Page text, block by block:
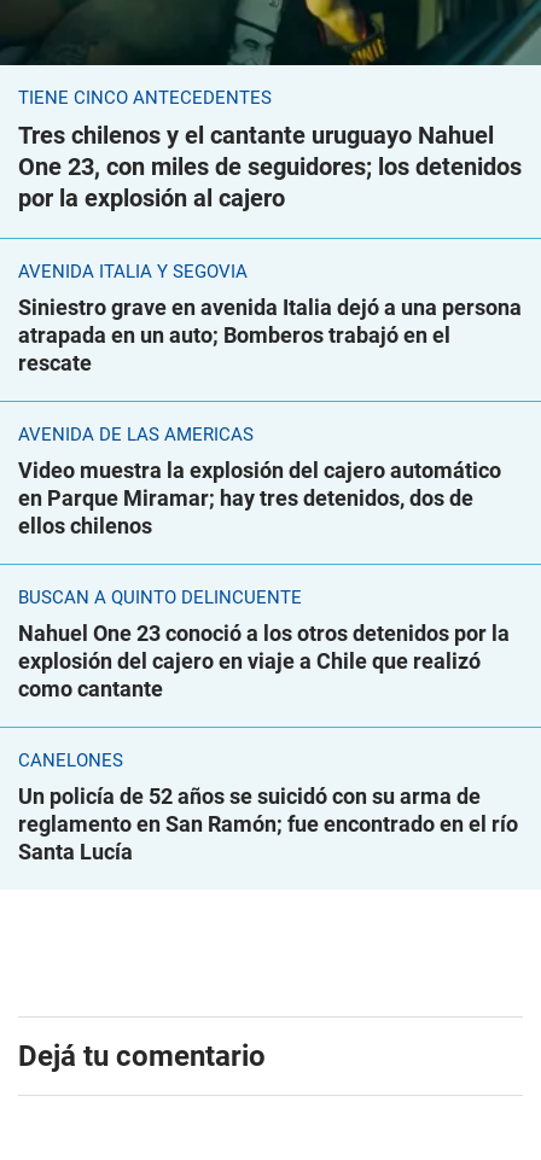
TIENE CINCO ANTECEDENTES
Tres chilenos y el cantante uruguayo Nahuel
One 23, con miles de seguidores; los detenidos
por la explosión al cajero
AVENIDA ITALIA Y SEGOVIA
Siniestro grave en avenida Italia dejó a una persona
atrapada en un auto; Bomberos trabajó en el
rescate
AVENIDA DE LAS AMÉRICAS
Video muestra la explosión del cajero automático
en Parque Miramar; hay tres detenidos, dos de
ellos chilenos
BUSCAN A QUINTO DELINCUENTE
Nahuel One 23 conoció a los otros detenidos por la
explosión del cajero en viaje a Chile que realizó
como cantante
CANELONES
Un policía de 52 años se suicidó con su arma de
reglamento en San Ramón; fue encontrado en el río
Santa Lucía
Dejá tu comentario